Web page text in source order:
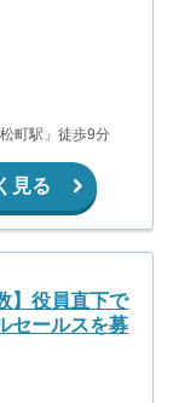
町駅」徒歩9分
見る
】役員直下で
セールスを募